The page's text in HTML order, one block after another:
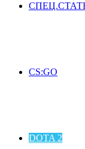
CS:GO
DOTA 2